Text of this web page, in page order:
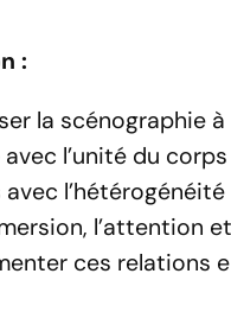
:
la scénographie à
l’unité du
ces relations